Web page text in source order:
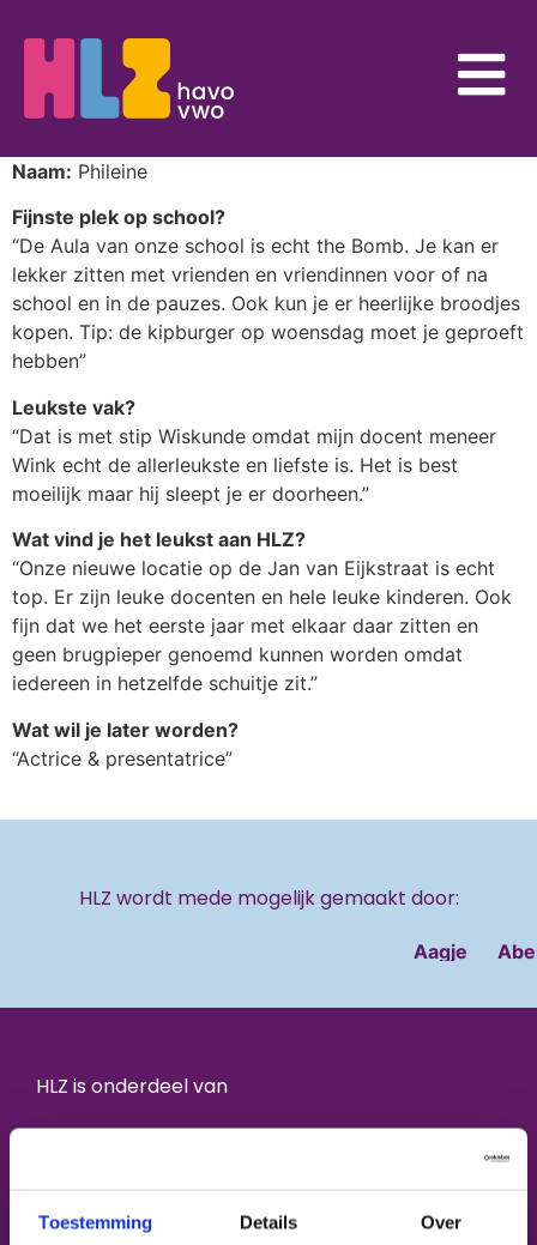
Toestemming Details Over
Naam: Phileine
Fijnste plek op school?
“De Aula van onze school is echt the Bomb. Je kan er
lekker zitten met vrienden en vriendinnen voor of na
school en in de pauzes. Ook kun je er heerlijke broodjes
kopen. Tip: de kipburger op woensdag moet je geproeft
hebben”
Leukste vak?
“Dat is met stip Wiskunde omdat mijn docent meneer
Wink echt de allerleukste en liefste is. Het is best
moeilijk maar hij sleept je er doorheen.”
Wat vind je het leukst aan HLZ?
“Onze nieuwe locatie op de Jan van Eijkstraat is echt
top. Er zijn leuke docenten en hele leuke kinderen. Ook
fijn dat we het eerste jaar met elkaar daar zitten en
geen brugpieper genoemd kunnen worden omdat
iedereen in hetzelfde schuitje zit.”
Wat wil je later worden?
“Actrice & presentatrice”
HLZ wordt mede mogelijk gemaakt door:
Aagje Abel
HLZ is onderdeel van